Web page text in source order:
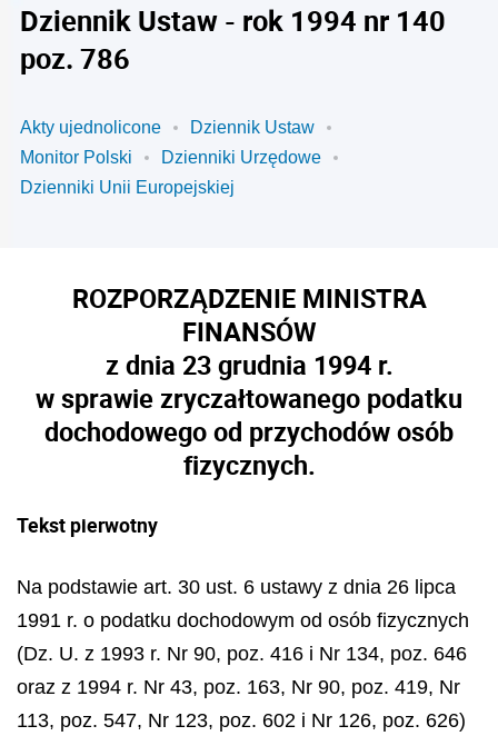
Dziennik Ustaw - rok 1994 nr 140
poz. 786
Akty ujednolicone
Dziennik Ustaw
Monitor Polski
Dzienniki Urzędowe
Dzienniki Unii Europejskiej
ROZPORZĄDZENIE MINISTRA
FINANSÓW
z dnia 23 grudnia 1994 r.
w sprawie zryczałtowanego podatku
dochodowego od przychodów osób
fizycznych.
Tekst pierwotny
Na podstawie art. 30 ust. 6 ustawy z dnia 26 lipca
1991 r. o podatku dochodowym od osób fizycznych
(Dz. U. z 1993 r. Nr 90, poz. 416 i Nr 134, poz. 646
oraz z 1994 r. Nr 43, poz. 163, Nr 90, poz. 419, Nr
113, poz. 547, Nr 123, poz. 602 i Nr 126, poz. 626)